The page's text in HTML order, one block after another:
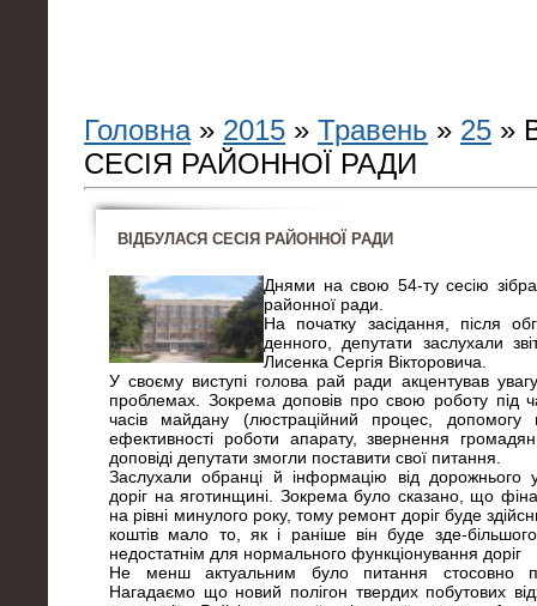
Головна» 2015 » Травень » 25 »
СЕСІЯ РАЙОННОЇ РАДИ
ВІДБУЛАСЯ СЕСІЯ РАЙОННОЇ РАДИ
Днями на свою 54-ту сесію
районної ради.
На початку засідання, після
денного, депутати заслухали
Лисенка Сергія Вікторовича.
У своєму виступі голова рай ради акцентував
проблемах. Зокрема доповів про свою роботу під
часів майдану (люстраційний процес,
ефективності роботи апарату, звернення
доповіді депутати змогли поставити свої питання.
Заслухали обранці й інформацію від дорожнього
доріг на яготинщині. Зокрема було сказано, що
на рівні минулого року, тому ремонт доріг буде
коштів мало то, як і раніше він буде зде-
недостатнім для нормального функціонування доріг
Не менш актуальним було питання стосовно
Нагадаємо що новий полігон твердих побутових